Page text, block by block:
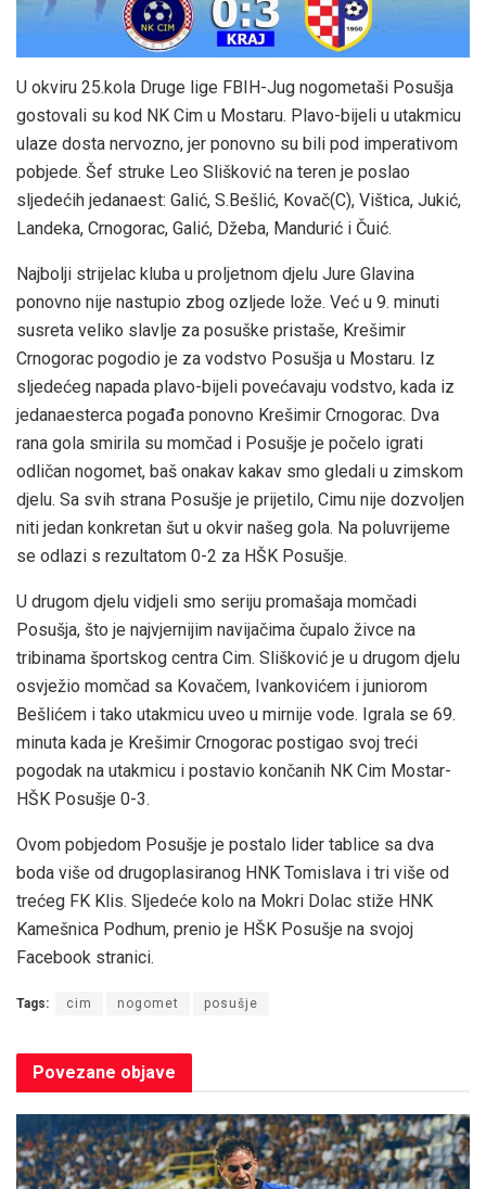
U okviru 25.kola Druge lige FBIH-Jug nogometaši Posušja
gostovali su kod NK Cim u Mostaru. Plavo-bijeli u utakmicu
ulaze dosta nervozno, jer ponovno su bili pod imperativom
pobjede. Šef struke Leo Slišković na teren je poslao
sljedećih jedanaest: Galić, S.Bešlić, Kovač(C), Vištica, Jukić,
Landeka, Crnogorac, Galić, Džeba, Mandurić i Čuić.
Najbolji strijelac kluba u proljetnom djelu Jure Glavina
ponovno nije nastupio zbog ozljede lože. Već u 9. minuti
susreta veliko slavlje za posuške pristaše, Krešimir
Crnogorac pogodio je za vodstvo Posušja u Mostaru. Iz
sljedećeg napada plavo-bijeli povećavaju vodstvo, kada iz
jedanaesterca pogađa ponovno Krešimir Crnogorac. Dva
rana gola smirila su momčad i Posušje je počelo igrati
odličan nogomet, baš onakav kakav smo gledali u zimskom
djelu. Sa svih strana Posušje je prijetilo, Cimu nije dozvoljen
niti jedan konkretan šut u okvir našeg gola. Na poluvrijeme
se odlazi s rezultatom 0-2 za HŠK Posušje.
U drugom djelu vidjeli smo seriju promašaja momčadi
Posušja, što je najvjernijim navijačima čupalo živce na
tribinama športskog centra Cim. Slišković je u drugom djelu
osvježio momčad sa Kovačem, Ivankovićem i juniorom
Bešlićem i tako utakmicu uveo u mirnije vode. Igrala se 69.
minuta kada je Krešimir Crnogorac postigao svoj treći
pogodak na utakmicu i postavio končanih NK Cim Mostar-
HŠK Posušje 0-3.
Ovom pobjedom Posušje je postalo lider tablice sa dva
boda više od drugoplasiranog HNK Tomislava i tri više od
trećeg FK Klis. Sljedeće kolo na Mokri Dolac stiže HNK
Kamešnica Podhum, prenio je HŠK Posušje na svojoj
Facebook stranici.
Tags: cim nogomet posušje
Povezane objave